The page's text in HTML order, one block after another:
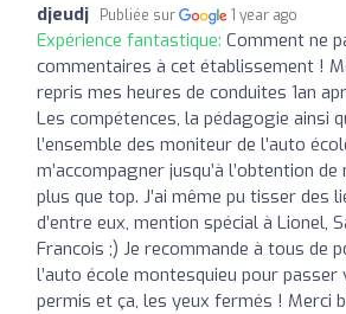
djeudj Publiée sur 1 year ago
Expérience fantastique: Comment ne
commentaires à cet établissement !
repris mes heures de conduites 1an
Les compétences, la pédagogie ainsi
l’ensemble des moniteur de l’auto
m’accompagner jusqu’à l’obtention
plus que top. J’ai même pu tisser des
d’entre eux, mention spécial à Lionel,
Francois ;) Je recommande à tous de
l’auto école montesquieu pour passer
permis et ça, les yeux fermés ! Merci